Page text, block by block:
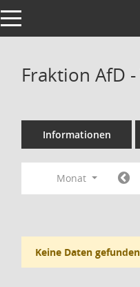
Toggle navigation
Fraktion AfD
Informationen
Monat
Keine Daten